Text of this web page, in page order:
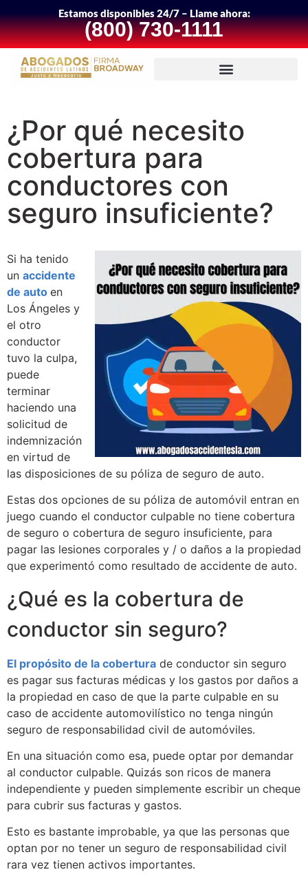
Estamos disponibles 24/7 – Llame ahora:
(800) 730-1111
¿Por qué necesito
cobertura para
conductores con
seguro insuficiente?
Si ha tenido
un accidente
de auto en
Los Ángeles y
el otro
conductor
tuvo la culpa,
puede
terminar
haciendo una
solicitud de
indemnización
en virtud de
las disposiciones de su póliza de seguro de auto.
Estas dos opciones de su póliza de automóvil entran en
juego cuando el conductor culpable no tiene cobertura
de seguro o cobertura de seguro insuficiente, para
pagar las lesiones corporales y / o daños a la propiedad
que experimentó como resultado de accidente de auto.
¿Qué es la cobertura de
conductor sin seguro?
El propósito de la cobertura de conductor sin seguro
es pagar sus facturas médicas y los gastos por daños a
la propiedad en caso de que la parte culpable en su
caso de accidente automovilístico no tenga ningún
seguro de responsabilidad civil de automóviles.
En una situación como esa, puede optar por demandar
al conductor culpable. Quizás son ricos de manera
independiente y pueden simplemente escribir un cheque
para cubrir sus facturas y gastos.
Esto es bastante improbable, ya que las personas que
optan por no tener un seguro de responsabilidad civil
rara vez tienen activos importantes.